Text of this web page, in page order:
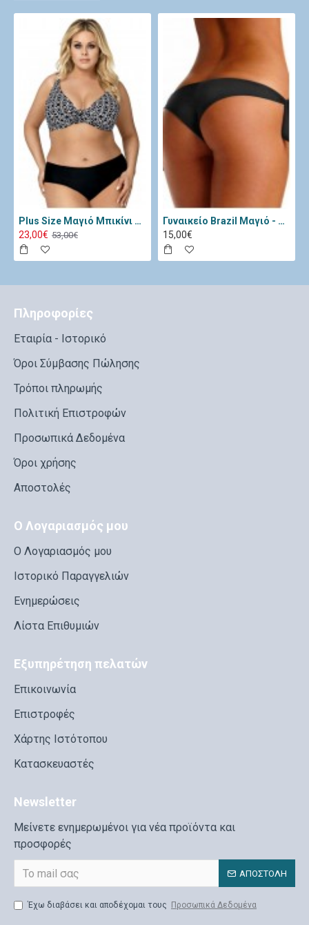
Plus Size Μαγιό Μπικίνι Lorin Μαύρο Λευκό L-3065
23,00€ 53,00€
Γυναικείο Brazil Μαγιό - Katia Μαύρο 11334-Black
15,00€
Πληροφορίες
Εταιρία - Ιστορικό
Όροι Σύμβασης Πώλησης
Τρόποι πληρωμής
Πολιτική Επιστροφών
Προσωπικά Δεδομένα
Όροι χρήσης
Αποστολές
Ο Λογαριασμός μου
Ο Λογαριασμός μου
Ιστορικό Παραγγελιών
Ενημερώσεις
Λίστα Επιθυμιών
Εξυπηρέτηση πελατών
Επικοινωνία
Επιστροφές
Χάρτης Ιστότοπου
Κατασκευαστές
Newsletter
Μείνετε ενημερωμένοι για νέα προϊόντα και
προσφορές
ΑΠΟΣΤΟΛΉ
Έχω διαβάσει και αποδέχομαι τους Προσωπικά Δεδομένα